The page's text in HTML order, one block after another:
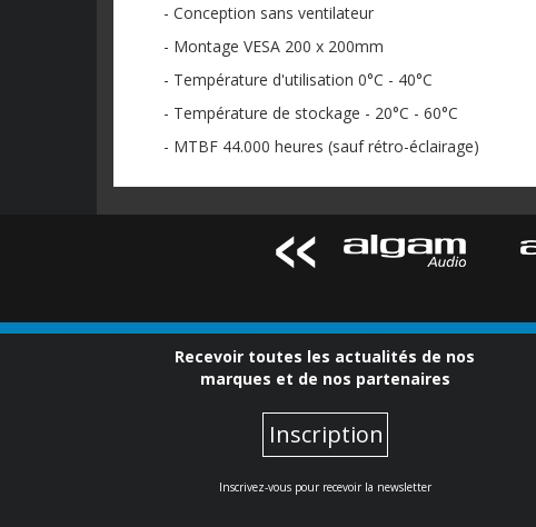
- Conception sans ventilateur
- Montage VESA 200 x 200mm
- Température d'utilisation 0°C - 40°C
- Température de stockage - 20°C - 60°C
- MTBF 44.000 heures (sauf rétro-éclairage)
Recevoir toutes les actualités de nos
marques et de nos partenaires
Inscription
Inscrivez-vous pour recevoir la newsletter